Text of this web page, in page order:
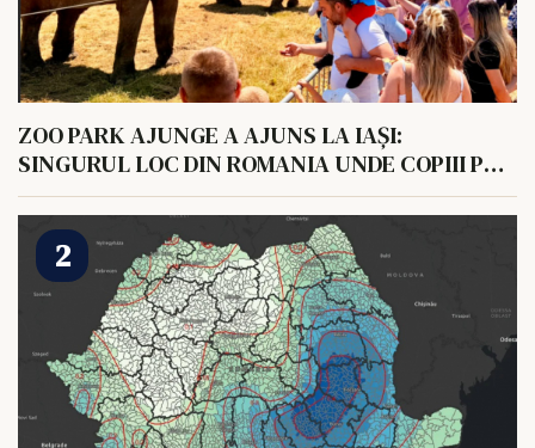
ZOO PARK AJUNGE A AJUNS LA IAȘI:
SINGURUL LOC DIN ROMANIA UNDE COPIII POT
HRANI UN ELEFANT